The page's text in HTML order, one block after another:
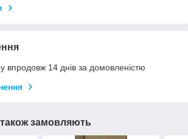
впродовж 14 днів за домовленістю
замовляють